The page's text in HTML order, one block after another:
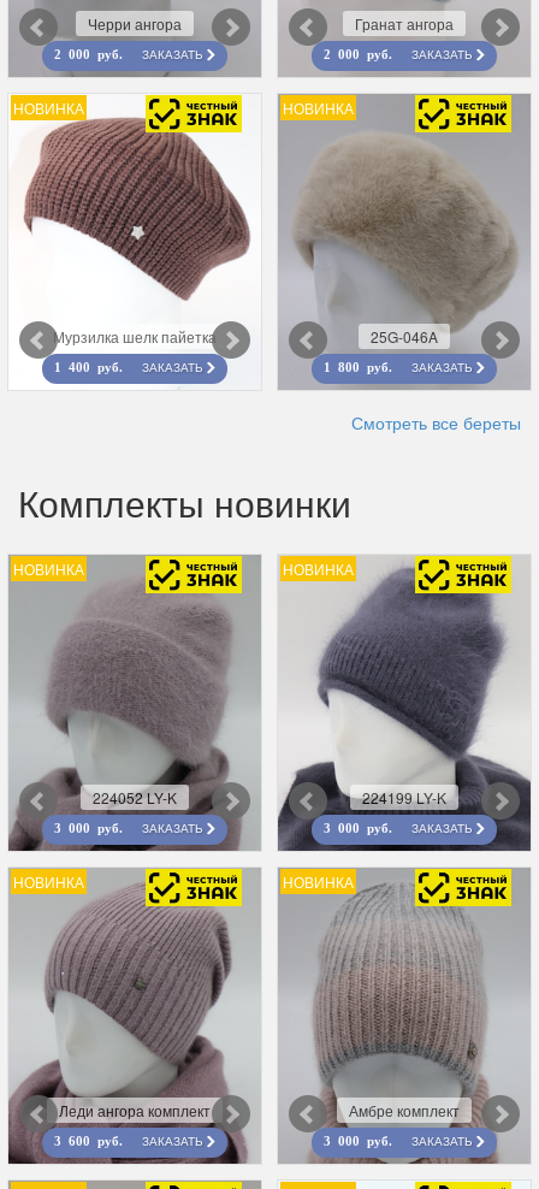
Черри ангора
2 000 руб. ЗАКАЗАТЬ
Гранат ангора
2 000 руб. ЗАКАЗАТЬ
НОВИНКА
Мурзилка шелк пайетка
1 400 руб. ЗАКАЗАТЬ
НОВИНКА
25G-046A
1 800 руб. ЗАКАЗАТЬ
Смотреть все береты
Комплекты новинки
НОВИНКА
224052 LY-K
3 000 руб. ЗАКАЗАТЬ
НОВИНКА
224199 LY-K
3 000 руб. ЗАКАЗАТЬ
НОВИНКА
Леди ангора комплект
3 600 руб. ЗАКАЗАТЬ
НОВИНКА
Амбре комплект
3 000 руб. ЗАКАЗАТЬ